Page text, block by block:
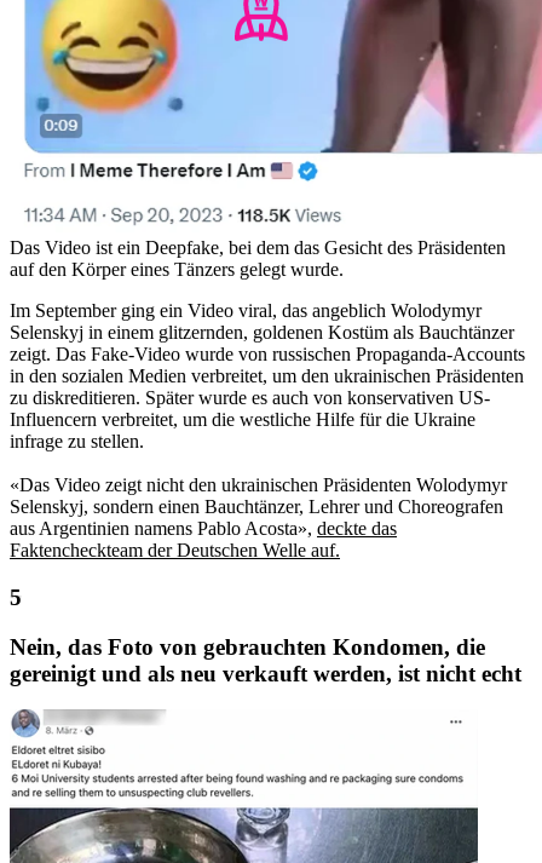
Das Video ist ein Deepfake, bei dem das Gesicht des Präsidenten
auf den Körper eines Tänzers gelegt wurde.
Im September ging ein Video viral, das angeblich Wolodymyr
Selenskyj in einem glitzernden, goldenen Kostüm als Bauchtänzer
zeigt. Das Fake-Video wurde von russischen Propaganda-Accounts
in den sozialen Medien verbreitet, um den ukrainischen Präsidenten
zu diskreditieren. Später wurde es auch von konservativen US-
Influencern verbreitet, um die westliche Hilfe für die Ukraine
infrage zu stellen.
«Das Video zeigt nicht den ukrainischen Präsidenten Wolodymyr
Selenskyj, sondern einen Bauchtänzer, Lehrer und Choreografen
aus Argentinien namens Pablo Acosta», deckte das
Faktencheckteam der Deutschen Welle auf.
Nein, das Foto von gebrauchten Kondomen, die
gereinigt und als neu verkauft werden, ist nicht echt